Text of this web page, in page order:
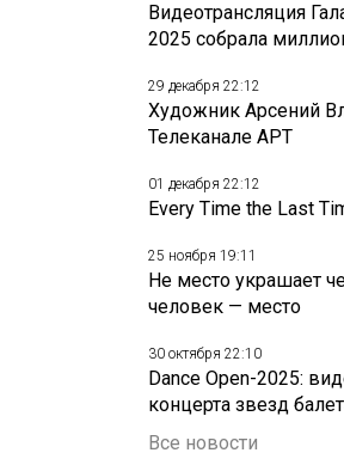
Видеотрансляция
2025 собрала
29 декабря 22:12
Художник Арсений
Телеканале АРТ
01 декабря 22:12
Every Time the Last
25 ноября 19:11
Не место украшает
человек — место
30 октября 22:10
Dance Open-2025:
концерта звезд
Все новости